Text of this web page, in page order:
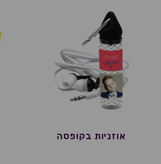
אוזניות בקופסה